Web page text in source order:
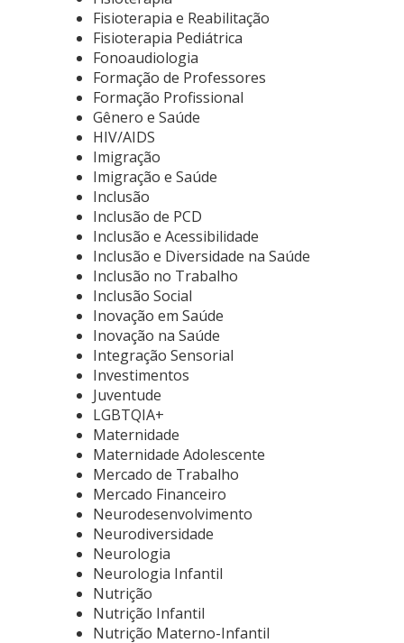
Fisioterapia e Reabilitação
Fisioterapia Pediátrica
Fonoaudiologia
Formação de Professores
Formação Profissional
Gênero e Saúde
HIV/AIDS
Imigração
Imigração e Saúde
Inclusão
Inclusão de PCD
Inclusão e Acessibilidade
Inclusão e Diversidade na Saúde
Inclusão no Trabalho
Inclusão Social
Inovação em Saúde
Inovação na Saúde
Integração Sensorial
Investimentos
Juventude
LGBTQIA+
Maternidade
Maternidade Adolescente
Mercado de Trabalho
Mercado Financeiro
Neurodesenvolvimento
Neurodiversidade
Neurologia
Neurologia Infantil
Nutrição
Nutrição Infantil
Nutrição Materno-Infantil